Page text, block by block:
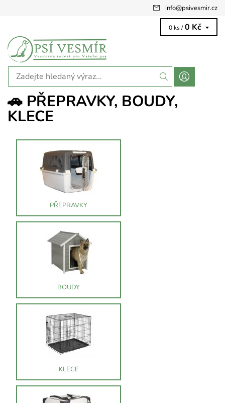
info@psivesmir.cz
0 ks / 0 Kč
🚗 PŘEPRAVKY, BOUDY,
KLECE
PŘEPRAVKY
BOUDY
KLECE